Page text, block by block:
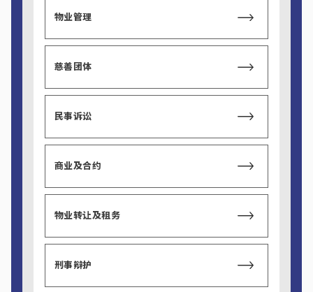
物业管理
慈善团体
民事诉讼
商业及合约
物业转让及租务
刑事辩护